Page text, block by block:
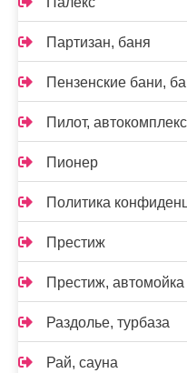
Партизан, баня
Пензенские бани,
Пилот, автокомплекс
Пионер
Политика
Престиж
Престиж, автомойка
Раздолье, турбаза
Рай, сауна